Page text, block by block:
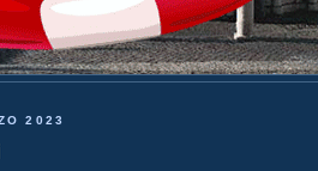
2023